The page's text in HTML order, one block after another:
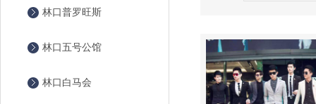
林口普罗旺斯
林口五号公馆
林口白马会